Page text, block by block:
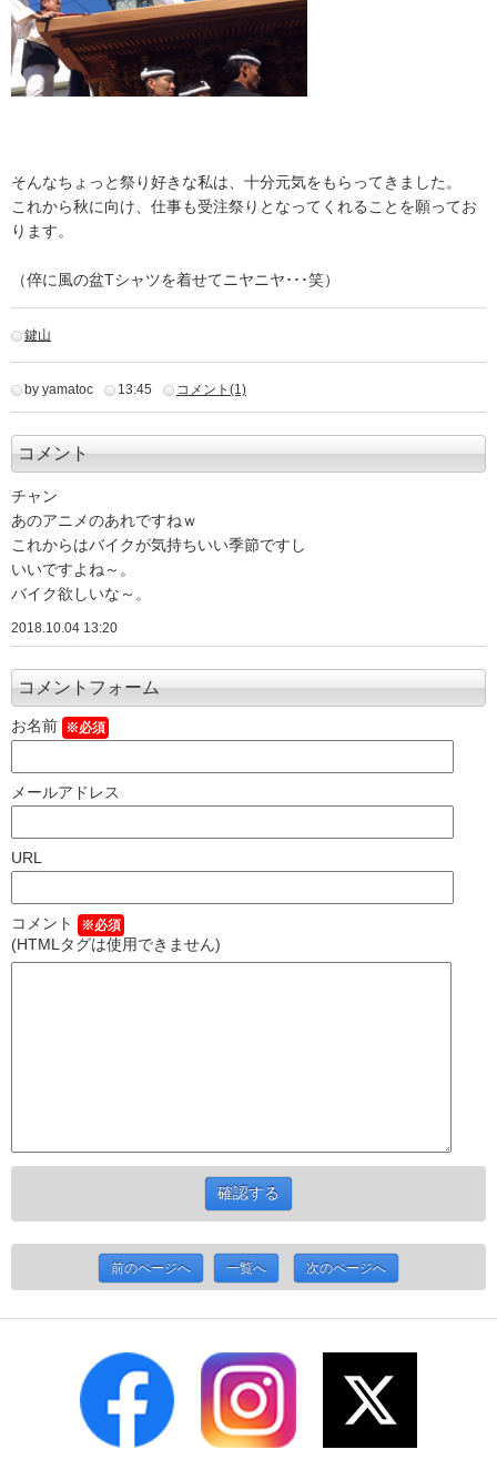
そんなちょっと祭り好きな私は、十分元気をもらってきました。
これから秋に向け、 仕事も受注祭りとなってくれることを願ってお
ります。
（倅に風の盆Tシャツを着せてニヤニヤ･･･笑）
鍵山
by yamatoc 13:45 コメント(1)
コメント
チャン
あのアニメのあれですねｗ
これからはバイクが気持ちいい季節ですし
いいですよね～。
バイク欲しいな～。
2018.10.04 13:20
コメントフォーム
お名前 ※必須
メールアドレス
URL
コメント ※必須
(HTMLタグは使用できません)
前のページへ 一覧へ 次のページへ